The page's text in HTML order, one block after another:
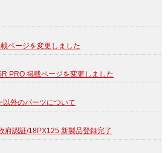
ページを変更しました
PRO 掲載ページを変更しました
外のパーツについて
府認証/18PX125 新製品登録完了